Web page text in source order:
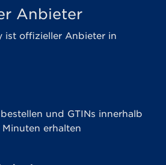
Anbieter
ist offizieller Anbieter in
und GTINs innerhalb
erhalten